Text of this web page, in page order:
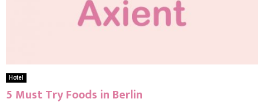
Hotel
5 Must Try Foods in Berlin